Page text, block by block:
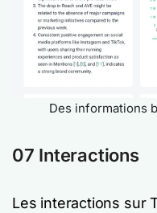
Des informations
07 Interactions
Les interactions sur